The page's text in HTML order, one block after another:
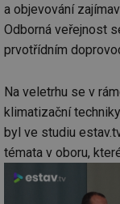
a objevování
Odborná veřejnost
prvotřídním
Na veletrhu se v
klimatizační
byl ve studiu
témata v oboru,